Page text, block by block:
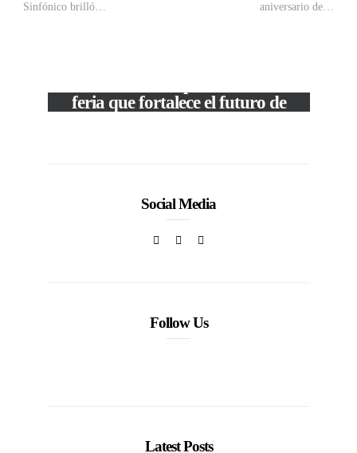
Sinfónico brilló…
aniversario de…
feria que fortalece el futuro de
Social Media
Follow Us
Latest Posts